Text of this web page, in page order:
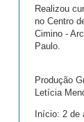
Realizou
no Centro
Cimino -
Paulo.
Produção
Letícia
Início: 2 de